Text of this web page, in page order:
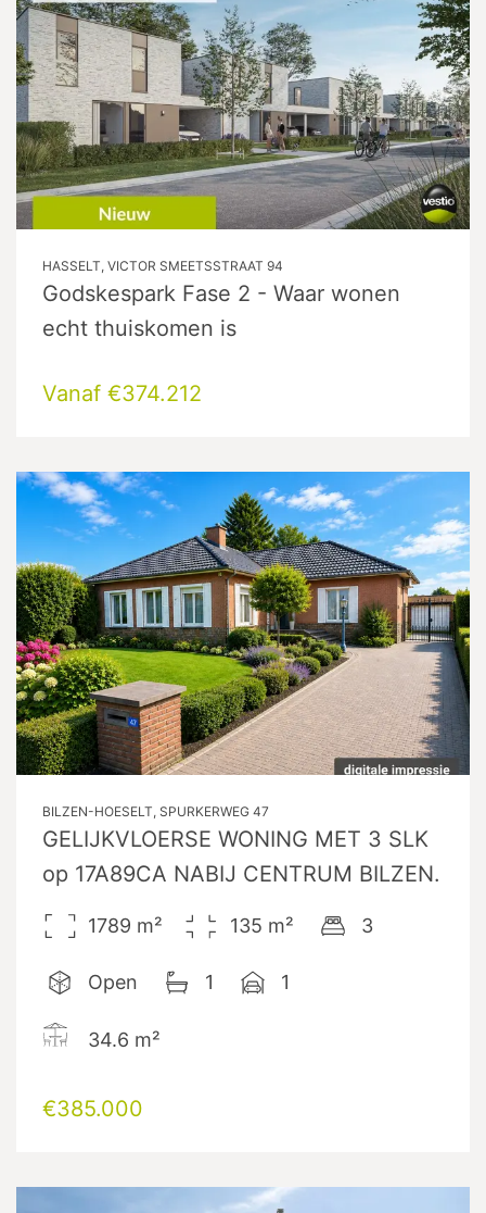
HASSELT, VICTOR SMEETSSTRAAT 94
Godskespark Fase 2 - Waar wonen
echt thuiskomen is
Vanaf €374.212
BILZEN-HOESELT, SPURKERWEG 47
GELIJKVLOERSE WONING MET 3 SLK
op 17A89CA NABIJ CENTRUM BILZEN.
1789 m² 135 m² 3
Open 1 1
34.6 m²
€385.000